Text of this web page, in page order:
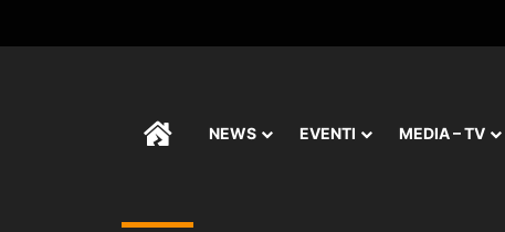
HOMENEWS EVENTI MEDIA – TV